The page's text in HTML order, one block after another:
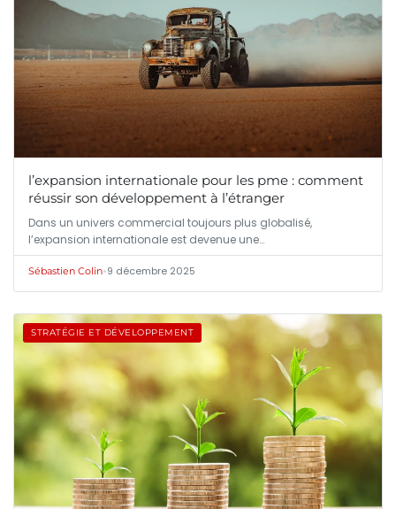
l’expansion internationale pour les pme : comment
réussir son développement à l’étranger
Dans un univers commercial toujours plus globalisé,
l’expansion internationale est devenue une…
Sébastien Colin•9 décembre 2025
STRATÉGIE ET DÉVELOPPEMENT